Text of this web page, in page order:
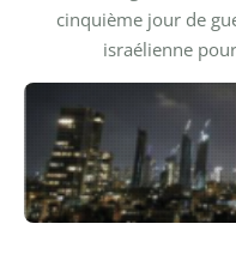
cinquième jour de
israélienne